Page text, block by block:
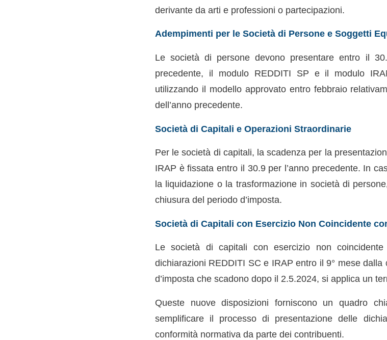
derivante da arti e professioni o partecipazioni.
Adempimenti per le Società di Persone e Soggetti
Le società di persone devono presentare entro il
precedente, il modulo REDDITI SP e il modulo
utilizzando il modello approvato entro febbraio
dell’anno precedente.
Società di Capitali e Operazioni Straordinarie
Per le società di capitali, la scadenza per la
IRAP è fissata entro il 30.9 per l’anno precedente. In
la liquidazione o la trasformazione in società di
chiusura del periodo d’imposta.
Società di Capitali con Esercizio Non Coincidente
Le società di capitali con esercizio non
dichiarazioni REDDITI SC e IRAP entro il 9° mese dalla
d’imposta che scadono dopo il 2.5.2024, si applica un
Queste nuove disposizioni forniscono un quadro
semplificare il processo di presentazione delle
conformità normativa da parte dei contribuenti.